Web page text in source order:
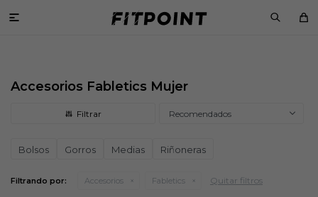

Accesorios Fabletics Mujer
Recomendados
Bolsos Gorros Medias Riñoneras
Filtrando por: Accesorios Fabletics Quitar filtros